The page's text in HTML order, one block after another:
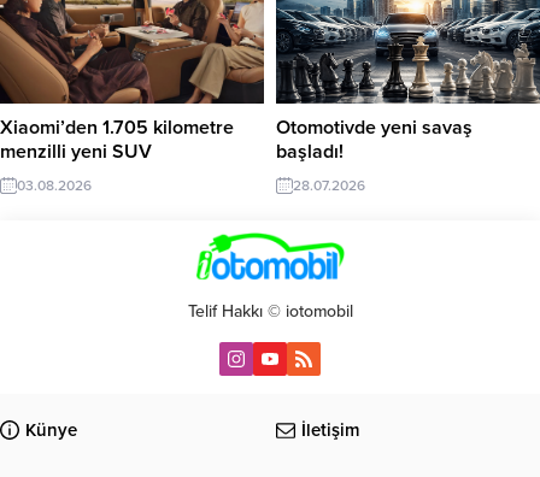
Xiaomi’den 1.705 kilometre
menzilli yeni SUV
03.08.2026
Otomotivde yeni savaş
başladı!
28.07.2026
Telif Hakkı © iotomobil
Künye İletişim